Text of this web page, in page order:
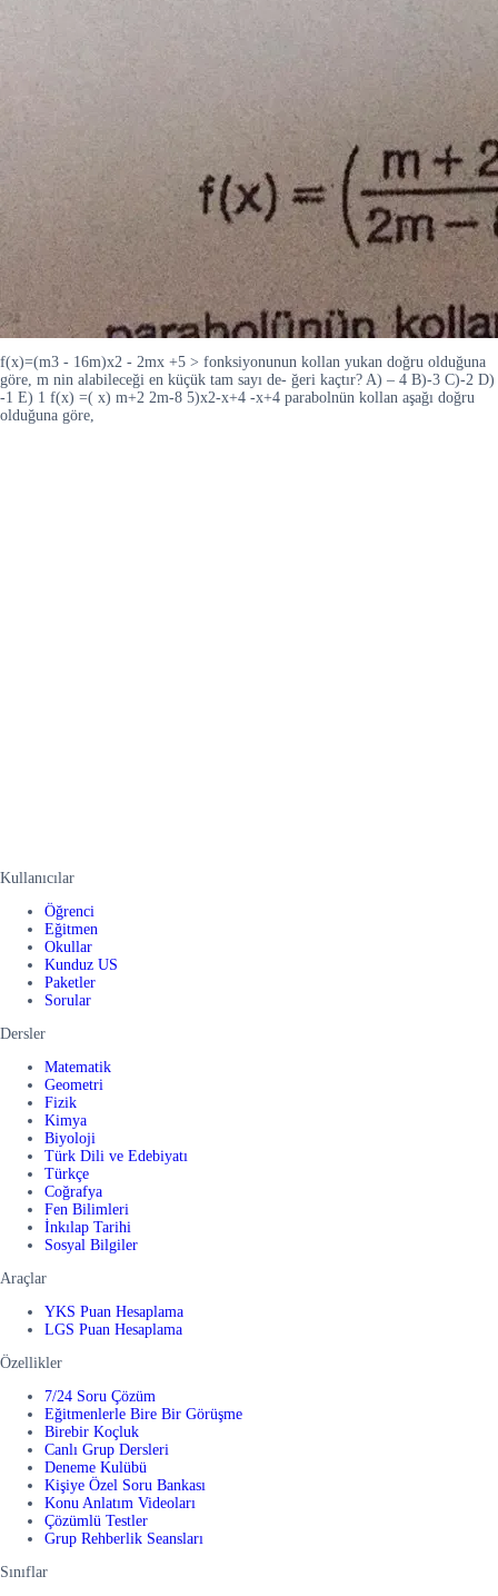
f(x)=(m3 - 16m)x2 - 2mx +5 > fonksiyonunun kollan yukan doğru olduğuna
göre, m nin alabileceği en küçük tam sayı de- ğeri kaçtır? A) – 4 B)-3 C)-2 D)
-1 E) 1 f(x) =( x) m+2 2m-8 5)x2-x+4 -x+4 parabolnün kollan aşağı doğru
olduğuna göre,
Kullanıcılar
Öğrenci
Eğitmen
Okullar
Kunduz US
Paketler
Sorular
Dersler
Matematik
Geometri
Fizik
Kimya
Biyoloji
Türk Dili ve Edebiyatı
Türkçe
Coğrafya
Fen Bilimleri
İnkılap Tarihi
Sosyal Bilgiler
Araçlar
YKS Puan Hesaplama
LGS Puan Hesaplama
Özellikler
7/24 Soru Çözüm
Eğitmenlerle Bire Bir Görüşme
Birebir Koçluk
Canlı Grup Dersleri
Deneme Kulübü
Kişiye Özel Soru Bankası
Konu Anlatım Videoları
Çözümlü Testler
Grup Rehberlik Seansları
Sınıflar